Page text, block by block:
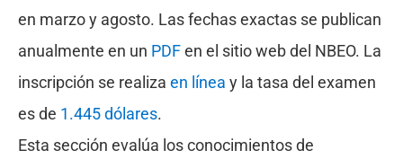
en marzo y agosto. Las fechas exactas se publican
anualmente en un PDFen el sitio web del NBEO. La
inscripción se realiza en línea y la tasa del examen
es de 1.445 dólares.
Esta sección evalúa los conocimientos de